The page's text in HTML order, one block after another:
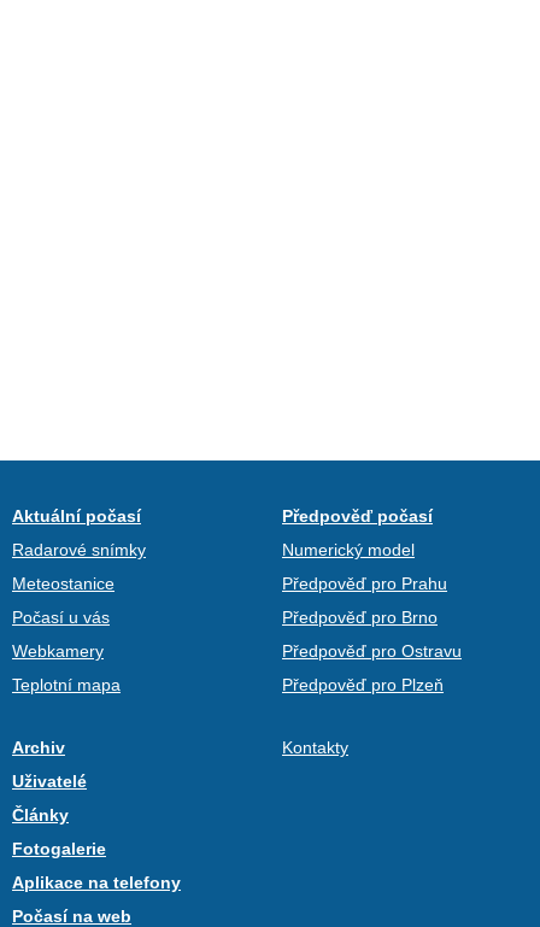
Aktuální počasí
Radarové snímky
Meteostanice
Počasí u vás
Webkamery
Teplotní mapa
Předpověď počasí
Numerický model
Předpověď pro Prahu
Předpověď pro Brno
Předpověď pro Ostravu
Předpověď pro Plzeň
Archiv
Uživatelé
Články
Fotogalerie
Aplikace na telefony
Počasí na web
Kontakty